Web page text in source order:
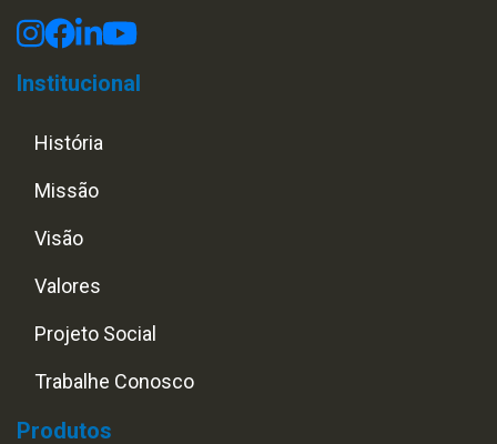
Institucional
História
Missão
Visão
Valores
Projeto Social
Trabalhe Conosco
Produtos